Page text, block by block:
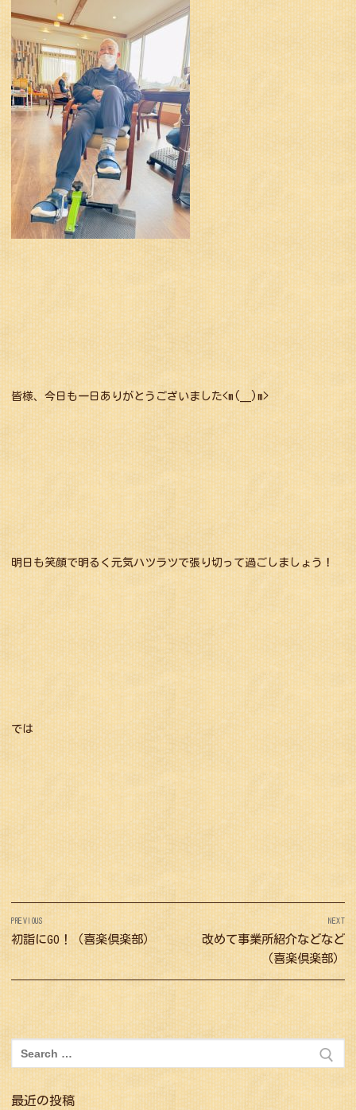
皆様、今日も一日ありがとうございました<m(__)m>
明日も笑顔で明るく元気ハツラツで張り切って過ごしましょう！
では
投
稿
ナ
ビ
ゲ
ー
シ
ョ
ン
PREVIOUS
Previous
post:
初詣にGO！（喜楽倶楽部）
NEXT
Next
post:
改めて事業所紹介などなど
（喜楽倶楽部）
索:
最近の投稿